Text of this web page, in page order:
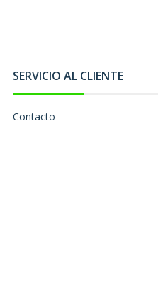
SERVICIO AL CLIENTE
Contacto